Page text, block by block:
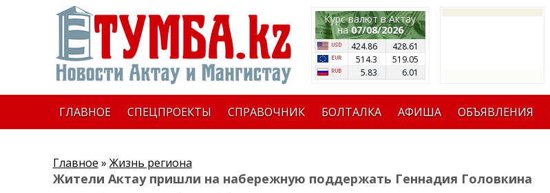
Курс валют в Актау
на07/08/2026
424.86
428.61
514.3
519.05
5.83
6.01
ГЛАВНОЕ СПЕЦПРОЕКТЫ СПРАВОЧНИК БОЛТАЛКА АФИША ОБЪЯВЛЕНИЯ
Главное » Жизнь региона
Жители Актау пришли на набережную поддержать Геннадия Головкина